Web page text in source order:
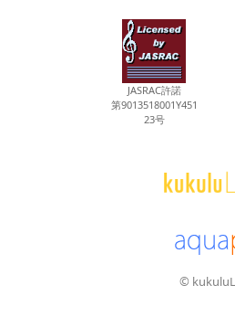
JASRAC許諾
第9013518001Y451
23号
©